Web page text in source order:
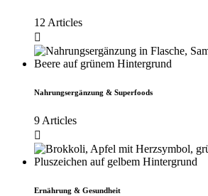
12 Articles
Nahrungsergänzung & Superfoods
9 Articles
Ernährung & Gesundheit